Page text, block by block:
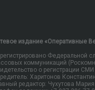
издание «Оперативные
Федеральной
коммуникаций
о регистрации
Харитонов
редактор: Чухутова